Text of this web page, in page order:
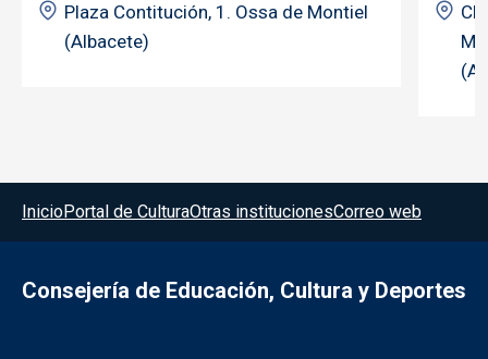
Plaza Contitución, 1. Ossa de Montiel
(Albacete)
Menú del pie
InicioPortal de CulturaOtras institucionesCorreo web
Consejería de Educación, Cultura y Deportes